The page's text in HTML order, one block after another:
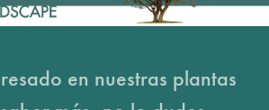
en nuestras plantas